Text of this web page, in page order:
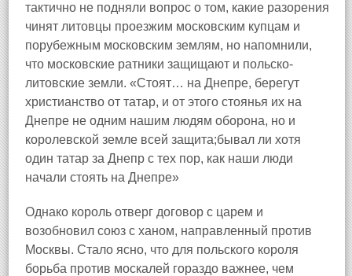
тактично не подняли вопрос о том, какие разорения
чинят литовцы проезжим московским купцам и
порубежным московским землям, но напомнили,
что московские ратники защищают и польско-
литовские земли. «Стоят… на Днепре, берегут
христианство от татар, и от этого стоянья их на
Днепре не одним нашим людям оборона, но и
королевской земле всей защита;бывал ли хотя
один татар за Днепр с тех пор, как наши люди
начали стоять на Днепре»
Однако король отверг договор с царем и
возобновил союз с ханом, направленный против
Москвы. Стало ясно, что для польского короля
борьба против москалей гораздо важнее, чем